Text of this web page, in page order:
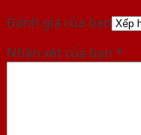
Đánh giá của bạn
Nhận xét của bạn *